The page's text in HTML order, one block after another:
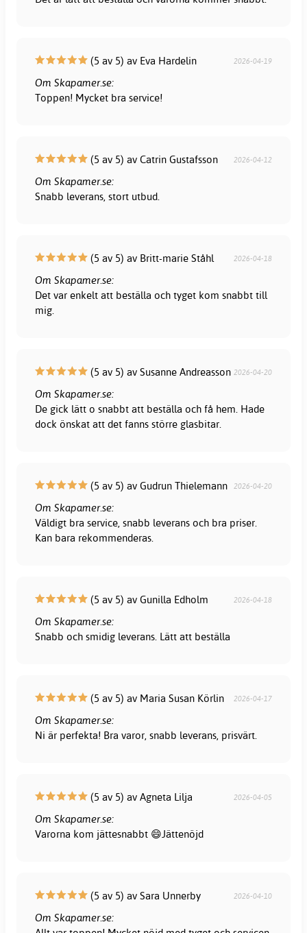
(5 av 5) av Eva Hardelin 2026-04-19
Om Skapamer.se:
Toppen! Mycket bra service!
(5 av 5) av Catrin Gustafsson 2026-04-12
Om Skapamer.se:
Snabb leverans, stort utbud.
(5 av 5) av Britt-marie Ståhl 2026-04-18
Om Skapamer.se:
Det var enkelt att beställa och tyget kom snabbt till
mig.
(5 av 5) av Susanne Andreasson 2026-04-20
Om Skapamer.se:
De gick lätt o snabbt att beställa och få hem. Hade
dock önskat att det fanns större glasbitar.
(5 av 5) av Gudrun Thielemann 2026-04-20
Om Skapamer.se:
Väldigt bra service, snabb leverans och bra priser.
Kan bara rekommenderas.
(5 av 5) av Gunilla Edholm 2026-04-18
Om Skapamer.se:
Snabb och smidig leverans. Lätt att beställa
(5 av 5) av Maria Susan Körlin 2026-04-17
Om Skapamer.se:
Ni är perfekta! Bra varor, snabb leverans, prisvärt.
(5 av 5) av Agneta Lilja 2026-04-05
Om Skapamer.se:
Varorna kom jättesnabbt 😄Jättenöjd
(5 av 5) av Sara Unnerby 2026-04-10
Om Skapamer.se: